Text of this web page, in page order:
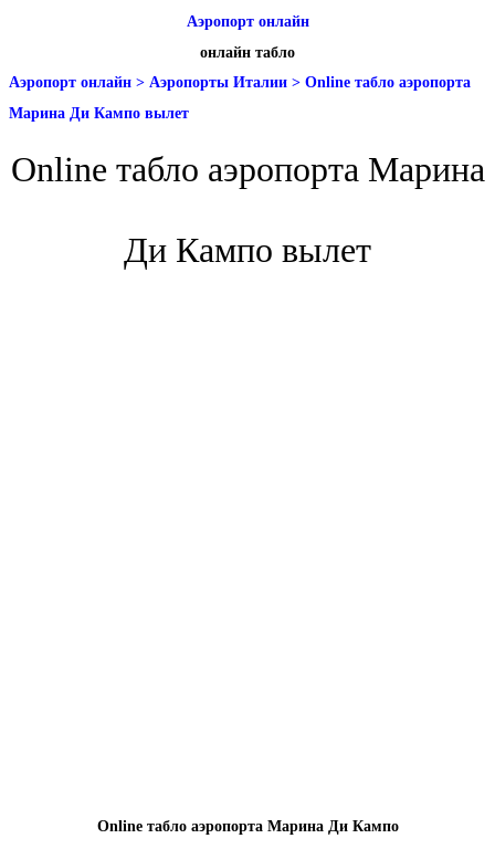
Аэропорт онлайн
онлайн табло
Аэропорт онлайн > Аэропорты Италии > Online табло аэропорта
Марина Ди Кампо вылет
Online табло аэропорта Марина
Ди Кампо вылет
Online табло аэропорта Марина Ди Кампо